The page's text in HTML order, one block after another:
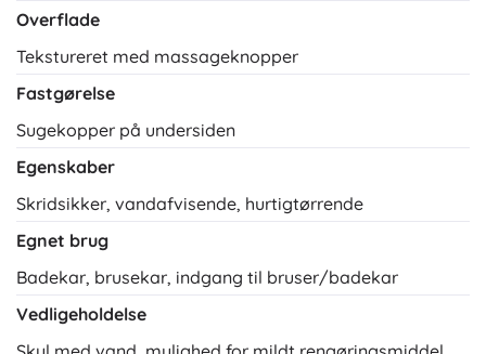
Overflade
Tekstureret med massageknopper
Fastgørelse
Sugekopper på undersiden
Egenskaber
Skridsikker, vandafvisende, hurtigtørrende
Egnet brug
Badekar, brusekar, indgang til bruser/badekar
Vedligeholdelse